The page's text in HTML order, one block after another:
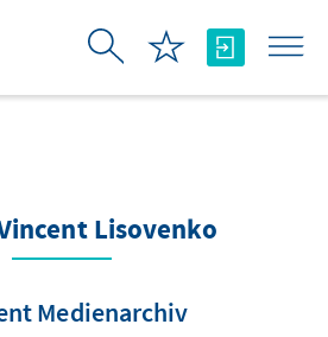
Lisovenko
Medienarchiv